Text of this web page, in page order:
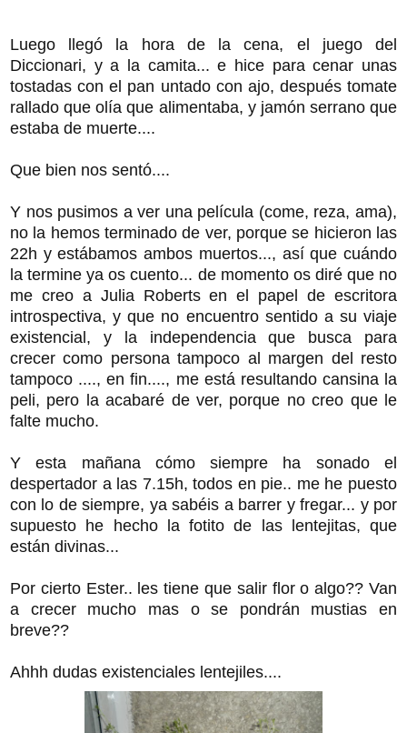
Luego llegó la hora de la cena, el juego del
Diccionari, y a la camita... e hice para cenar unas
tostadas con el pan untado con ajo, después tomate
rallado que olía que alimentaba, y jamón serrano que
estaba de muerte....
Que bien nos sentó....
Y nos pusimos a ver una película (come, reza, ama),
no la hemos terminado de ver, porque se hicieron las
22h y estábamos ambos muertos..., así que cuándo
la termine ya os cuento... de momento os diré que no
me creo a Julia Roberts en el papel de escritora
introspectiva, y que no encuentro sentido a su viaje
existencial, y la independencia que busca para
crecer como persona tampoco al margen del resto
tampoco ...., en fin...., me está resultando cansina la
peli, pero la acabaré de ver, porque no creo que le
falte mucho.
Y esta mañana cómo siempre ha sonado el
despertador a las 7.15h, todos en pie.. me he puesto
con lo de siempre, ya sabéis a barrer y fregar... y por
supuesto he hecho la fotito de las lentejitas, que
están divinas...
Por cierto Ester.. les tiene que salir flor o algo?? Van
a crecer mucho mas o se pondrán mustias en
breve??
Ahhh dudas existenciales lentejiles....